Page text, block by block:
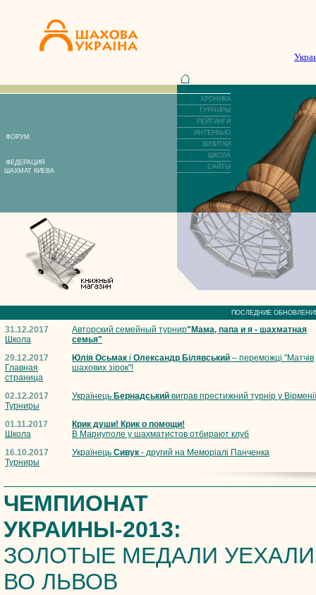
ФОРУМ
ФЕДЕРАЦИЯ
ШАХМАТ КИЕВА
ХРОНИКА
ТУРНИРЫ
РЕЙТИНГИ
ИНТЕРВЬЮ
ВИЗИТКИ
ШКОЛА
САЙТЫ
ПОСЛЕДНИЕ
31.12.2017
Школа
Авторский семейный турнир"Мама, папа и я - шахматная
семья"
29.12.2017
Главная
страница
Юлія Осьмак і Олександр Білявський – переможці "Матчів
шахових зірок"!
02.12.2017
Турниры
Українець Бернадський виграв престижний турнір у Вірменії
01.11.2017
Школа
Крик души! Крик о помощи!
В Мариуполе у шахматистов отбирают клуб
16.10.2017
Турниры
Українець Сивук - другий на Меморіалі Панченка
ЧЕМПИОНАТ
УКРАИНЫ-2013:
ЗОЛОТЫЕ МЕДАЛИ УЕХАЛИ
ВО ЛЬВОВ